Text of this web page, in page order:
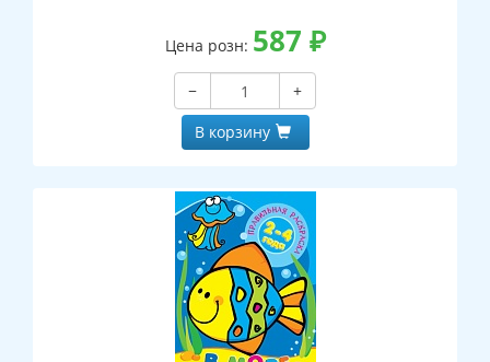
Цена розн: 587 ₽
−
+
В корзину